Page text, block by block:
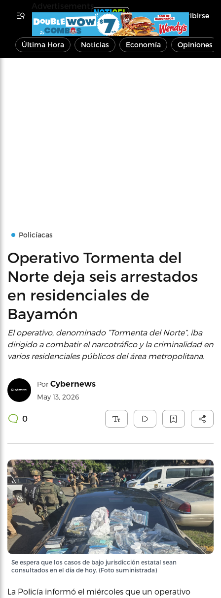
Inscribirse
Última Hora Noticias Economía Opiniones
Policíacas
Operativo Tormenta del
Norte deja seis arrestados
en residenciales de
Bayamón
El operativo, denominado “Tormenta del Norte”, iba
dirigido a combatir el narcotráfico y la criminalidad en
varios residenciales públicos del área metropolitana.
Por Cybernews
May 13, 2026
0
Se espera que los casos de bajo jurisdicción estatal sean
consultados en el día de hoy. (Foto suministrada)
La Policía informó el miércoles que un operativo
Advertisements